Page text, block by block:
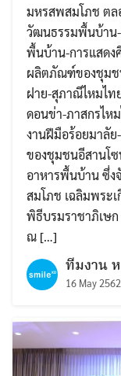
มหรสพสมโภช ตล
วัฒนธรรมพื้นบ้าน
พื้นบ้าน-การแสด
ผลิตภัณฑ์ของชุมช
ฝาย-สุภาณีไหมไ
ดอนข่า-ภาสกรไ
งานฝีมือร้อยมาลั
ของชุมชนอีสานโ
อาหารพื้นบ้าน ซึ่ง
สมโภช เฉลิมพระ
พิธีบรมราชาภิเษ
ณ […]
ทีมงาน
16 May 2562